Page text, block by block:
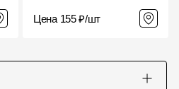
Цена 155 ₽/шт